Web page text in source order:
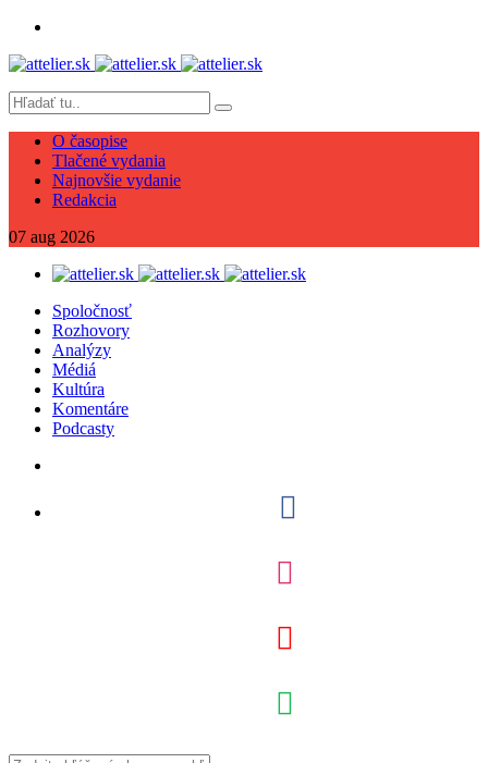
O časopise
Tlačené vydania
Najnovšie vydanie
Redakcia
07 aug 2026
Spoločnosť
Rozhovory
Analýzy
Médiá
Kultúra
Komentáre
Podcasty